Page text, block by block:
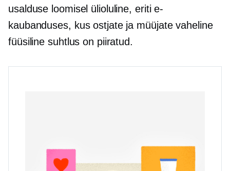
usalduse loomisel ülioluline, eriti e-
kaubanduses, kus ostjate ja müüjate vaheline
füüsiline suhtlus on piiratud.